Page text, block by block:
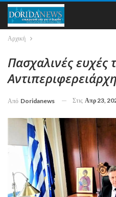
Αρχική
Πασχαλινές ευχές
Από Doridanews Στις Απρ 23,